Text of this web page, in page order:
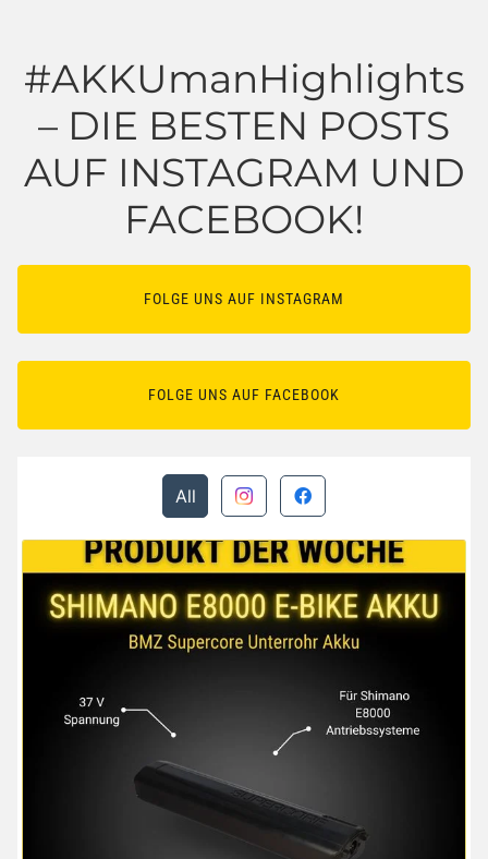
#AKKUmanHighlights
– DIE BESTEN POSTS
AUF INSTAGRAM UND
FACEBOOK!
FOLGE UNS AUF INSTAGRAM
FOLGE UNS AUF FACEBOOK